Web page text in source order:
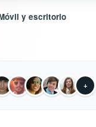
y escritorio
+